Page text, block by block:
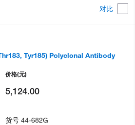
对比
Tyr185) Polyclonal Antibody
价格(元)
5,124.00
货号44-682G